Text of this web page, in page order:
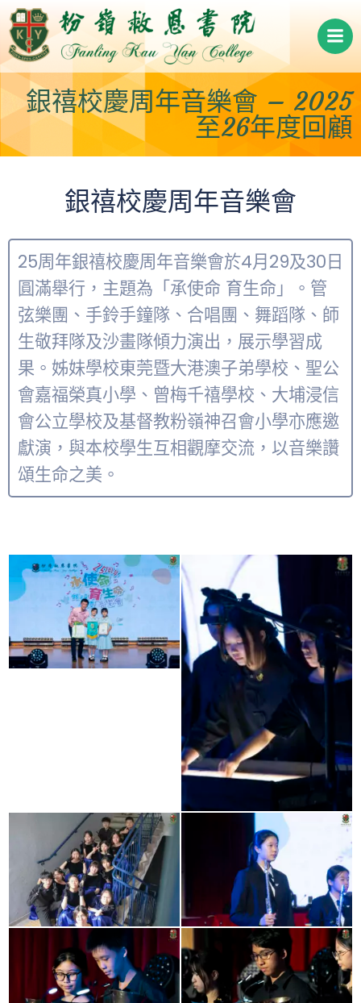
Skip
to
content
銀禧校慶周年音樂會 – 2025
至26年度回顧
銀禧校慶周年音樂會
25周年銀禧校慶周年音樂會於4月29及30日
圓滿舉行，主題為「承使命 育生命」。管
弦樂團、手鈴手鐘隊、合唱團、舞蹈隊、師
生敬拜隊及沙畫隊傾力演出，展示學習成
果。姊妹學校東莞暨大港澳子弟學校、聖公
會嘉福榮真小學、曾梅千禧學校、大埔浸信
會公立學校及基督教粉嶺神召會小學亦應邀
獻演，與本校學生互相觀摩交流，以音樂讚
頌生命之美。